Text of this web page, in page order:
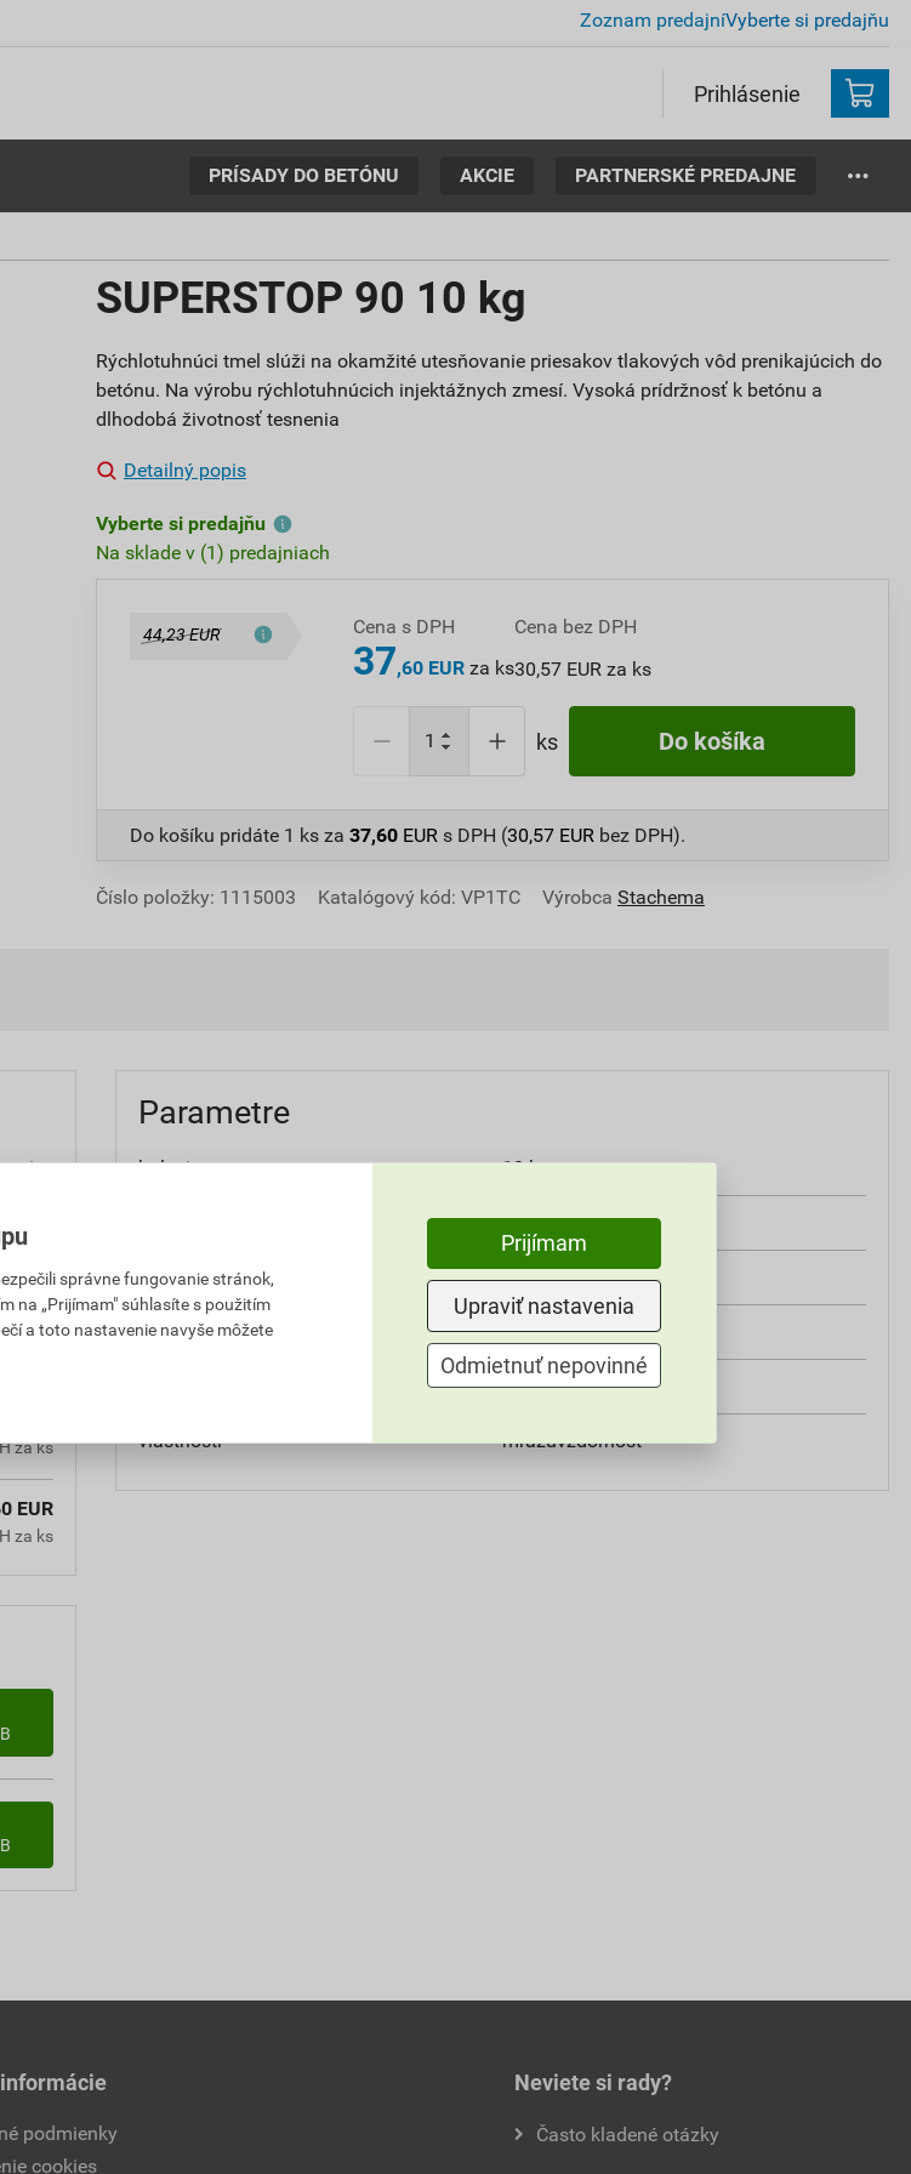
Zoznam predajníVyberte si predajňu
Prihlásenie
PRÍSADY DO BETÓNU AKCIE PARTNERSKÉ PREDAJNE
SUPERSTOP 90 10 kg
Rýchlotuhnúci tmel slúži na okamžité utesňovanie priesakov tlakových vôd prenikajúcich do
betónu. Na výrobu rýchlotuhnúcich injektážnych zmesí. Vysoká prídržnosť k betónu a
dlhodobá životnosť tesnenia
Detailný popis
Vyberte si predajňu
Na sklade v (1) predajniach
44,23 EUR Cena s DPH
37,60 EUR za ks
Cena bez DPH
30,57 EUR za ks
ks Do košíka
Do košíku pridáte 1 ks za 37,60 EUR s DPH (30,57 EUR bez DPH).
Číslo položky: 1115003 Katalógový kód: VP1TC Výrobca Stachema
za ks
EUR
za ks
Parametre
balenie 10 kg
3 kg/dm? (liter)
použitie exteriér, interiér
aplikácia murárskou lyžicou
ručné
vlastnosti mrazuvzdornosť
podmienky
cookies
Neviete si rady?
Často kladené otázky
správne fungovanie stránok,
na „Prijímam" súhlasíte s použitím
a toto nastavenie navyše môžete
Prijímam
Upraviť nastavenia
Odmietnuť nepovinné